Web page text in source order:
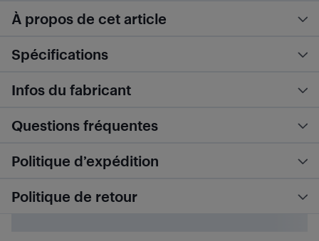
À propos de cet article
Spécifications
Infos du fabricant
Questions fréquentes
Politique d’expédition
Politique de retour